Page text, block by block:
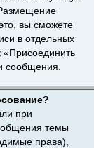
вы сможете
в отдельных
сообщения.
при
темы
права),